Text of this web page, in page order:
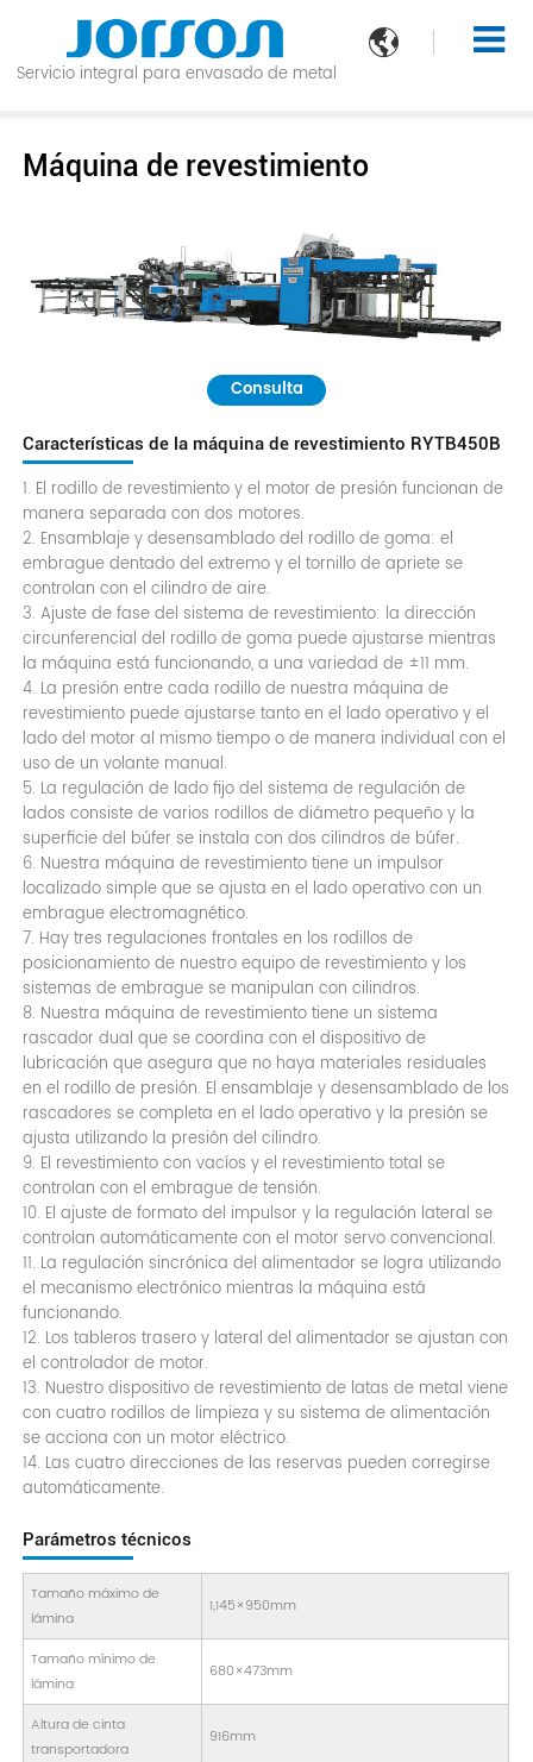

Servicio integral para envasado de metal
Máquina de revestimiento
Consulta
Características de la máquina de revestimiento RYTB450B
1. El rodillo de revestimiento y el motor de presión funcionan de
manera separada con dos motores.
2. Ensamblaje y desensamblado del rodillo de goma: el
embrague dentado del extremo y el tornillo de apriete se
controlan con el cilindro de aire.
3. Ajuste de fase del sistema de revestimiento: la dirección
circunferencial del rodillo de goma puede ajustarse mientras
la máquina está funcionando, a una variedad de ±11 mm.
4. La presión entre cada rodillo de nuestra máquina de
revestimiento puede ajustarse tanto en el lado operativo y el
lado del motor al mismo tiempo o de manera individual con el
uso de un volante manual.
5. La regulación de lado fijo del sistema de regulación de
lados consiste de varios rodillos de diámetro pequeño y la
superficie del búfer se instala con dos cilindros de búfer.
6. Nuestra máquina de revestimiento tiene un impulsor
localizado simple que se ajusta en el lado operativo con un
embrague electromagnético.
7. Hay tres regulaciones frontales en los rodillos de
posicionamiento de nuestro equipo de revestimiento y los
sistemas de embrague se manipulan con cilindros.
8. Nuestra máquina de revestimiento tiene un sistema
rascador dual que se coordina con el dispositivo de
lubricación que asegura que no haya materiales residuales
en el rodillo de presión. El ensamblaje y desensamblado de los
rascadores se completa en el lado operativo y la presión se
ajusta utilizando la presión del cilindro.
9. El revestimiento con vacíos y el revestimiento total se
controlan con el embrague de tensión.
10. El ajuste de formato del impulsor y la regulación lateral se
controlan automáticamente con el motor servo convencional.
11. La regulación sincrónica del alimentador se logra utilizando
el mecanismo electrónico mientras la máquina está
funcionando.
12. Los tableros trasero y lateral del alimentador se ajustan con
el controlador de motor.
13. Nuestro dispositivo de revestimiento de latas de metal viene
con cuatro rodillos de limpieza y su sistema de alimentación
se acciona con un motor eléctrico.
14. Las cuatro direcciones de las reservas pueden corregirse
automáticamente.
Parámetros técnicos
Tamaño máximo de
lámina
1,145×950mm
Tamaño mínimo de
lámina
680×473mm
Altura de cinta
transportadora
916mm